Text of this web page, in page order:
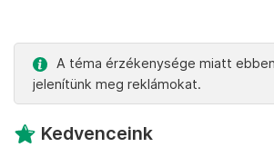
A téma érzékenysége miatt
jelenítünk meg reklámokat.
Kedvenceink